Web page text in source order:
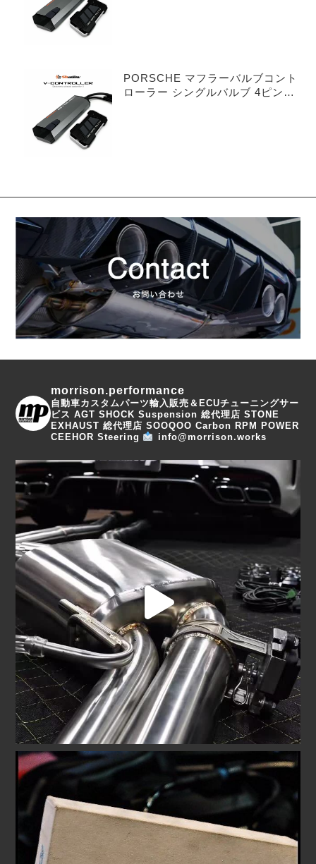
PORSCHE マフラーバルブコント
ローラー シングルバルブ 4ピンタ
morrison.performance
自動車カスタムパーツ輸入販売＆ECUチューニングサー
ビス AGT SHOCK Suspension 総代理店 STONE
EXHAUST 総代理店 SOOQOO Carbon RPM POWER
CEEHOR Steering
info@morrison.works